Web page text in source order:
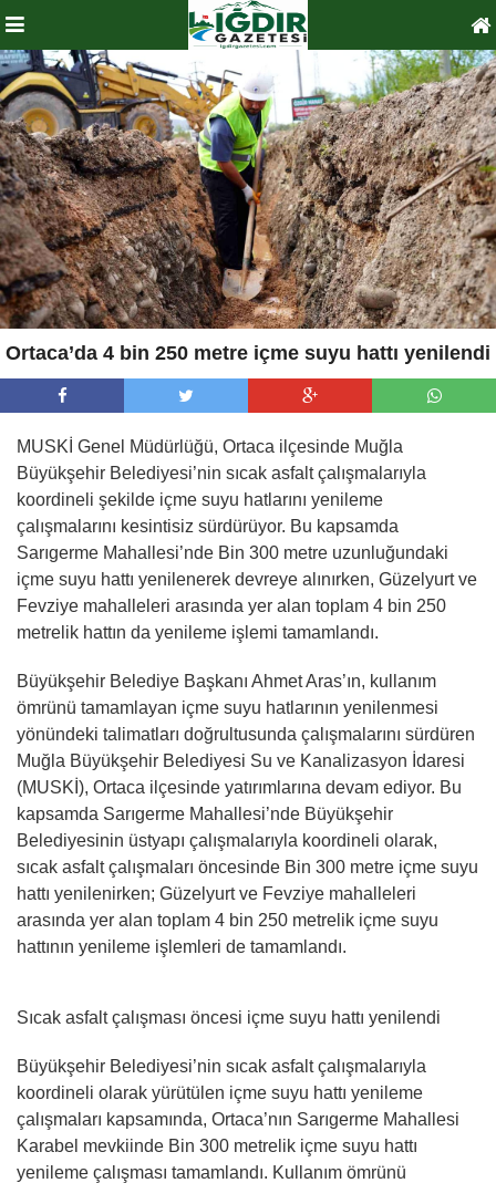
Ortaca’da 4 bin 250 metre içme suyu hattı yenilendi
MUSKİ Genel Müdürlüğü, Ortaca ilçesinde Muğla
Büyükşehir Belediyesi’nin sıcak asfalt çalışmalarıyla
koordineli şekilde içme suyu hatlarını yenileme
çalışmalarını kesintisiz sürdürüyor. Bu kapsamda
Sarıgerme Mahallesi’nde Bin 300 metre uzunluğundaki
içme suyu hattı yenilenerek devreye alınırken, Güzelyurt ve
Fevziye mahalleleri arasında yer alan toplam 4 bin 250
metrelik hattın da yenileme işlemi tamamlandı.
Büyükşehir Belediye Başkanı Ahmet Aras’ın, kullanım
ömrünü tamamlayan içme suyu hatlarının yenilenmesi
yönündeki talimatları doğrultusunda çalışmalarını sürdüren
Muğla Büyükşehir Belediyesi Su ve Kanalizasyon İdaresi
(MUSKİ), Ortaca ilçesinde yatırımlarına devam ediyor. Bu
kapsamda Sarıgerme Mahallesi’nde Büyükşehir
Belediyesinin üstyapı çalışmalarıyla koordineli olarak,
sıcak asfalt çalışmaları öncesinde Bin 300 metre içme suyu
hattı yenilenirken; Güzelyurt ve Fevziye mahalleleri
arasında yer alan toplam 4 bin 250 metrelik içme suyu
hattının yenileme işlemleri de tamamlandı.
Sıcak asfalt çalışması öncesi içme suyu hattı yenilendi
Büyükşehir Belediyesi’nin sıcak asfalt çalışmalarıyla
koordineli olarak yürütülen içme suyu hattı yenileme
çalışmaları kapsamında, Ortaca’nın Sarıgerme Mahallesi
Karabel mevkiinde Bin 300 metrelik içme suyu hattı
yenileme çalışması tamamlandı. Kullanım ömrünü